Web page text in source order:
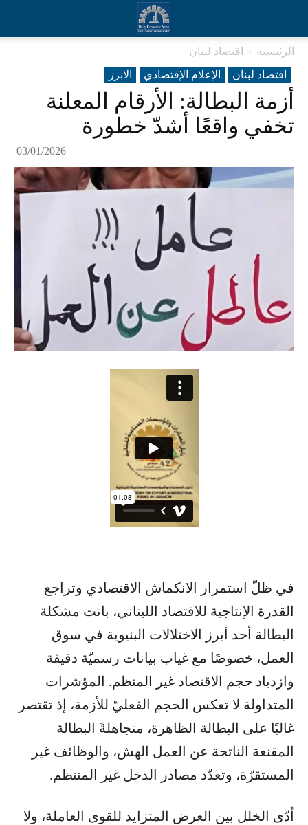
الرئيسية
اقتصاد لبنان
اقتصاد لبنان
الإعلام الإقتصادي الابرز
أزمة البطالة: الأرقام المعلنة
تخفي واقعًا أشدّ خطورة
03/01/2026
في ظلّ استمرار الانكماش الاقتصادي وتراجع
القدرة الإنتاجية للاقتصاد اللبناني، باتت مشكلة
البطالة أحد أبرز الاختلالات البنيوية في سوق
العمل، خصوصًا مع غياب بيانات رسميّة دقيقة
وازدياد حجم الاقتصاد غير المنظم. المؤشرات
المتداولة لا تعكس الحجم الفعليّ للأزمة، إذ تقتصر
غالبًا على البطالة الظاهرة، متجاهلةً البطالة
المقنعة الناتجة عن العمل الهش، والوظائف غير
المستقرّة، وتعدّد مصادر الدخل غير المنتظم.
أدّى الخلل بين العرض المتزايد للقوى العاملة، ولا